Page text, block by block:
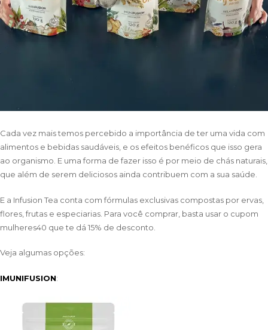
Cada vez mais temos percebido a importância de ter uma vida com
alimentos e bebidas saudáveis, e os efeitos benéficos que isso gera
ao organismo. E uma forma de fazer isso é por meio de chás naturais,
que além de serem deliciosos ainda contribuem com a sua saúde.
E a Infusion Tea conta com fórmulas exclusivas compostas por ervas,
flores, frutas e especiarias. Para você comprar, basta usar o cupom
mulheres40 que te dá 15% de desconto.
Veja algumas opções:
IMUNIFUSION: